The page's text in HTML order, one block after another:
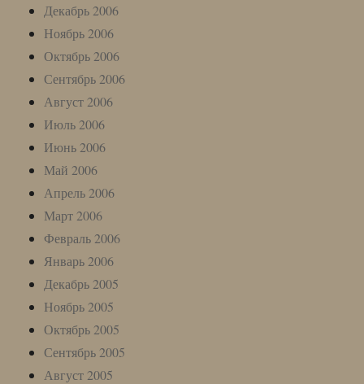
Декабрь 2006
Ноябрь 2006
Октябрь 2006
Сентябрь 2006
Август 2006
Июль 2006
Июнь 2006
Май 2006
Апрель 2006
Март 2006
Февраль 2006
Январь 2006
Декабрь 2005
Ноябрь 2005
Октябрь 2005
Сентябрь 2005
Август 2005